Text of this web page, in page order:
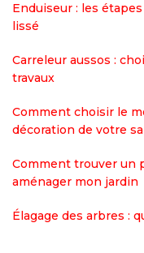
Enduiseur : les
lissé
Carreleur aussos :
travaux
Comment choisir le
décoration de votre
Comment trouver un
aménager mon jardin
Élagage des arbres :